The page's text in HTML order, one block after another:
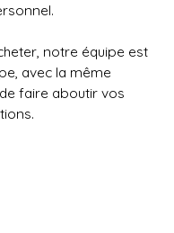
notre équipe est
avec la même
faire aboutir vos